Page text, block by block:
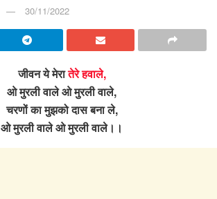
30/11/2022
जीवन ये मेरातेरे हवाले,
ओ मुरली वाले ओ मुरली वाले,
चरणों का मुझको दास बना ले,
ओ मुरली वाले ओ मुरली वाले।।